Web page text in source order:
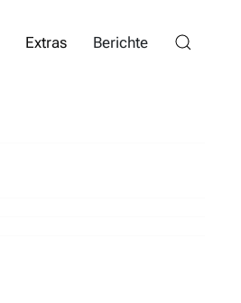
Extras Berichte